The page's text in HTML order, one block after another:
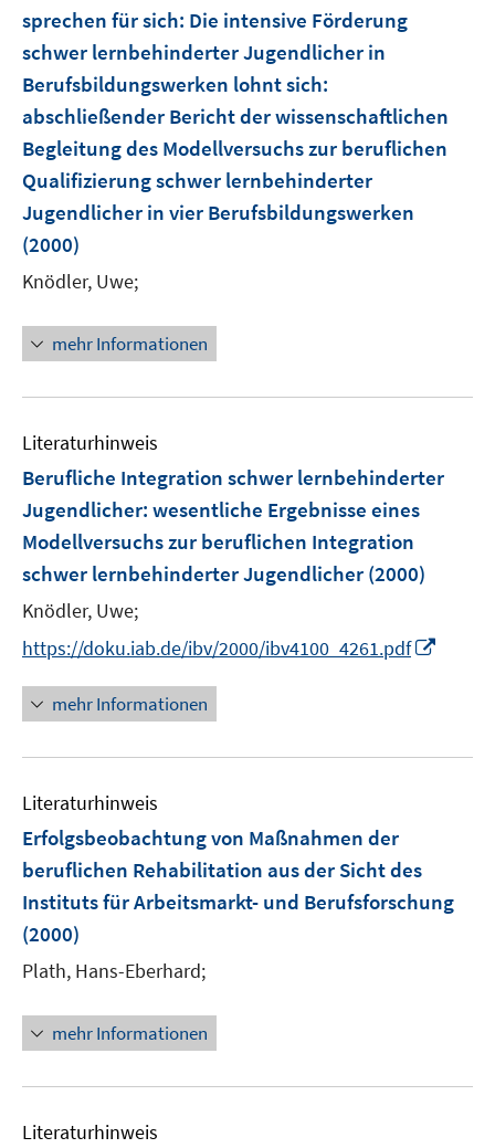
t
e
ö
f
f
n
e
n
s
t
e
r
ö
f
f
n
n
e
r
f
sprechen für sich: Die intensive Förderung
schwer lernbehinderter Jugendlicher in
Berufsbildungswerken lohnt sich:
abschließender Bericht der wissenschaftlichen
Begleitung des Modellversuchs zur beruflichen
Qualifizierung schwer lernbehinderter
Jugendlicher in vier Berufsbildungswerken
(2000)
Knödler, Uwe;
mehr Informationen
Literaturhinweis
Berufliche Integration schwer lernbehinderter
Jugendlicher: wesentliche Ergebnisse eines
Modellversuchs zur beruflichen Integration
schwer lernbehinderter Jugendlicher (2000)
Knödler, Uwe;
https://doku.iab.de/ibv/2000/ibv4100_4261.pdf
u
s
n
mehr Informationen
Literaturhinweis
Erfolgsbeobachtung von Maßnahmen der
beruflichen Rehabilitation aus der Sicht des
Instituts für Arbeitsmarkt- und Berufsforschung
(2000)
Plath, Hans-Eberhard;
mehr Informationen
Literaturhinweis